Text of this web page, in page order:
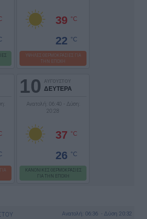
39 °C
22 °C
ΥΨΗΛΕΣ ΘΕΡΜΟΚΡΑΣΙΕΣ ΓΙΑ
ΤΗΝ ΕΠΟΧΗ
10 ΑΥΓΟΥΣΤΟΥ
ΔΕΥΤΕΡΑ
Ανατολή: 06:40 - Δύση:
20:28
37 °C
26 °C
ΚΑΝΟΝΙΚΕΣ ΘΕΡΜΟΚΡΑΣΙΕΣ
ΓΙΑ ΤΗΝ ΕΠΟΧΗ
Ανατολή: 06:36 - Δύση 20:32